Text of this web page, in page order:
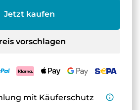
Jetzt kaufen
vorschlagen
mit Käuferschutz
info_outline